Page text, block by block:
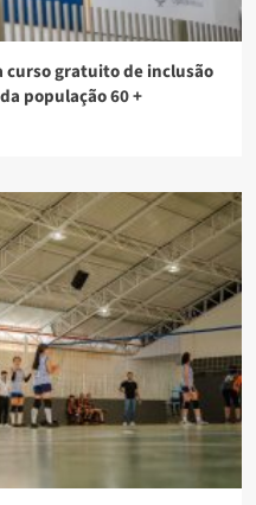
gratuito de inclusão
população 60 +